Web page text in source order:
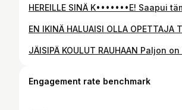
Engagement rate benchmark